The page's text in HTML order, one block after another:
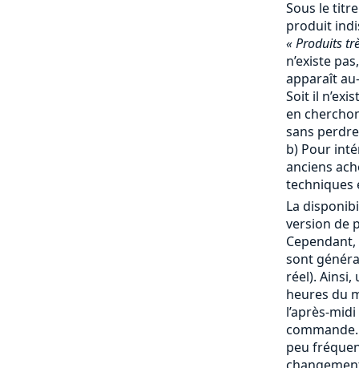
Sous le
produit
« Produits
n’existe
apparaît
Soit il
en
sans
b) Pour
anciens
techniques
La
version de
sont
réel).
heures du
l’après-
peu